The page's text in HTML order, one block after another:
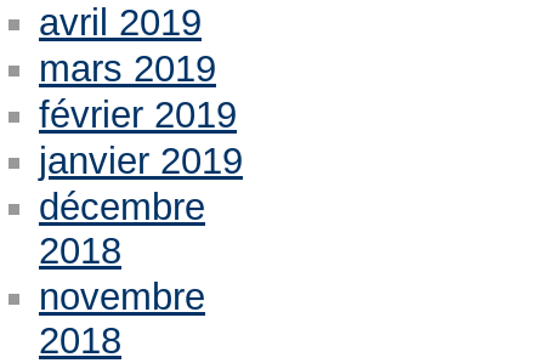
avril 2019
mars 2019
février 2019
janvier 2019
décembre
2018
novembre
2018